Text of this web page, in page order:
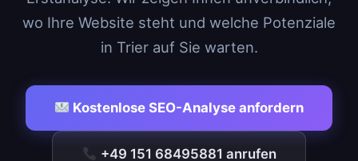
wo Ihre Website steht und welche Potenziale
in Trier auf Sie warten.
Kostenlose SEO-Analyse anfordern
+49 151 68495881 anrufen